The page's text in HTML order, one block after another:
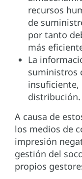
recursos
de
por tanto
más
La
suministros
distribución.
A causa de
los medios de
impresión
gestión del
propios